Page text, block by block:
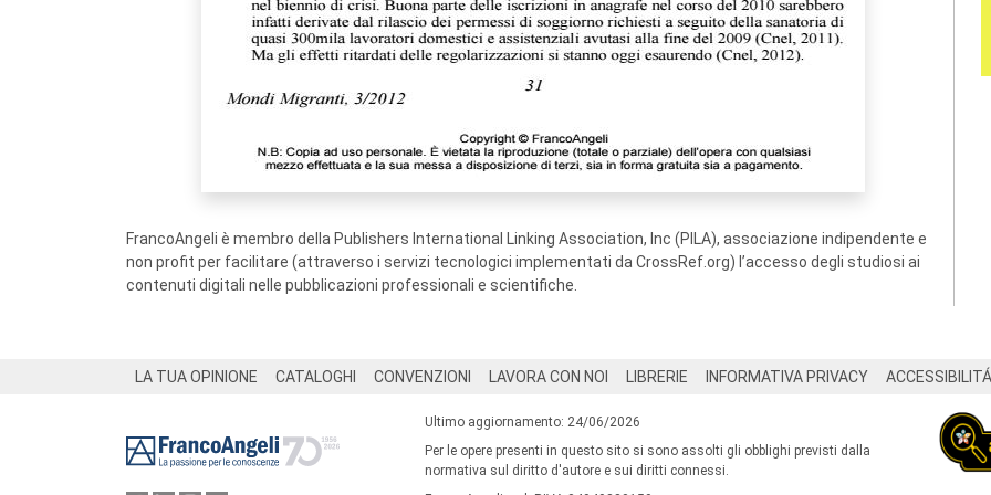
FrancoAngeli è membro della Publishers International Linking Association, Inc (PILA), associazione indipendente e
non profit per facilitare (attraverso i servizi tecnologici implementati da CrossRef.org) l’accesso degli studiosi ai
contenuti digitali nelle pubblicazioni professionali e scientifiche.
LA TUA OPINIONE CATALOGHI CONVENZIONI LAVORA CON NOI LIBRERIE INFORMATIVA PRIVACY ACCESSIBILITÁ
Ultimo aggiornamento: 24/06/2026
Per le opere presenti in questo sito si sono assolti gli obblighi previsti dalla
normativa sul diritto d'autore e sui diritti connessi.